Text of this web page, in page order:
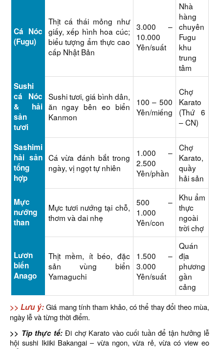
Cá Nóc
(Fugu)
Thịt cá thái mỏng như
giấy, xếp hình hoa cúc;
biểu tượng ẩm thực cao
cấp Nhật Bản
3.000 –
10.000
Yên/suất
Nhà
hàng
chuyên
Fugu
khu
trung
tâm
Sushi
cá Nóc
& hải
sản
tươi
Sushi tươi, giá bình dân,
ăn ngay bên eo biển
Kanmon
100 – 500
Yên/miếng
Chợ
Karato
(Thứ 6
– CN)
Sashimi
hải sản
tổng
hợp
Cá vừa đánh bắt trong
ngày, vị ngọt tự nhiên
1.000 –
2.500
Yên/phần
Chợ
Karato,
quầy
hải sản
Mực
nướng
than
Mực tươi nướng tại chỗ,
thơm và dai nhẹ
500 –
1.000
Yên/con
Khu ẩm
thực
ngoài
trời chợ
Lươn
biển
Anago
Thịt mềm, ít béo, đặc
sản vùng biển
Yamaguchi
1.500 –
3.000
Yên/suất
Quán
địa
phương
gần
cảng
>> Lưu ý:Giá mang tính tham khảo, có thể thay đổi theo mùa,
ngày lễ và từng thời điểm.
>> Tip thực tế:Đi chợ Karato vào cuối tuần để tận hưởng lễ
hội sushi Ikiiki Bakangai – vừa ngon, vừa rẻ, vừa có view eo